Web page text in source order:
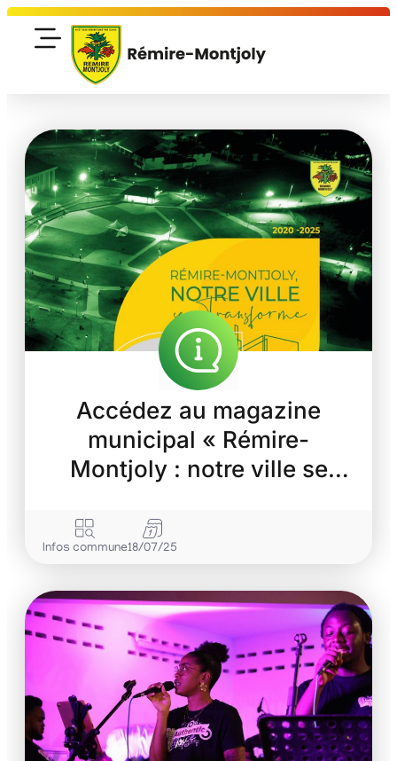
Accédez au magazine
municipal « Rémire-
Montjoly : notre ville se
Infos commune18/07/25